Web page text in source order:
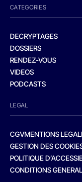
CATEGORIES
DECRYPTAGES
DOSSIERS
RENDEZ-VOUS
VIDEOS
PODCASTS
LEGAL
CGVMENTIONS
GESTION DES
POLITIQUE
CONDITIONS